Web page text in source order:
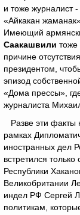
и тоже журналист
«Айкакан
Имеющий
Саакашвили тоже
причине
президентом,
эпизод
«Дома прессы»,
журналиста
Разве эти факты
рамках
иностранных дел
встретился
Республики
Великобритании
индел РФ Сергей
политикам,